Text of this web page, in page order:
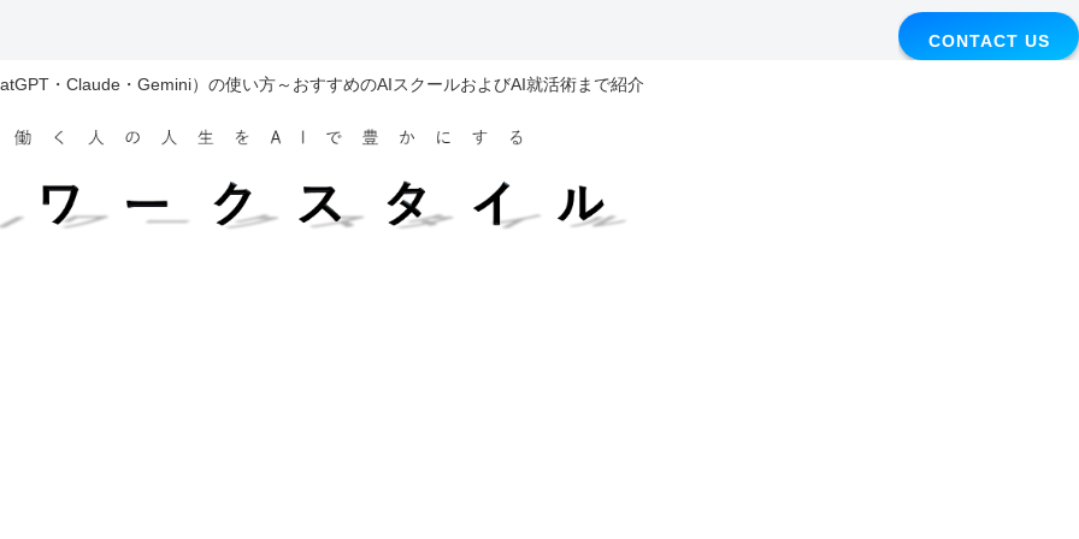
CONTACT US
・Claude・Gemini）の使い方～おすすめのAIスクールおよびAI就活術まで紹介